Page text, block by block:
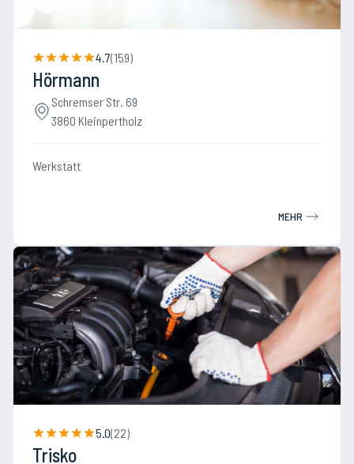
4.7(159)
Hörmann
Schremser Str. 69
3860 Kleinpertholz
Werkstatt
MEHR
5.0(22)
Trisko